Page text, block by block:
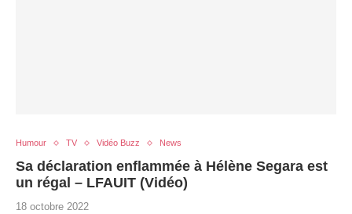
Humour TV Vidéo Buzz News
Sa déclaration enflammée à Hélène Segara est
un régal – LFAUIT (Vidéo)
18 octobre 2022